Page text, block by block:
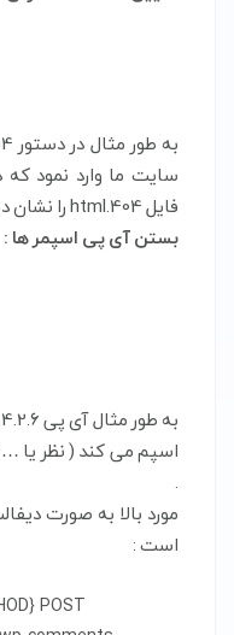
سایت ما وارد نمود
فایل 404.html را نشان دهد .
بستن آی پی اسپمر ها :
اسپم می کند ( نظر یا
.
است :
POST